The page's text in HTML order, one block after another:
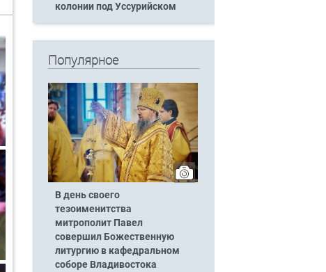
колонии под Уссурийском
Популярное
В день своего
тезоименитства
митрополит Павел
совершил Божественную
литургию в кафедральном
соборе Владивостока